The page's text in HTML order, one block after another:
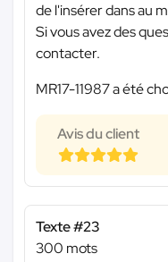
de l'insérer dans au
Si vous avez des
contacter.
MR17-11987 a été
Avis du client
Texte #23
300 mots